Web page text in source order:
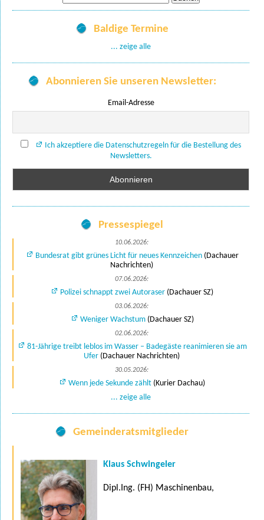
nach:
Baldige Termine
... zeige alle
Abonnieren Sie unseren Newsletter:
Email-Adresse
Ich akzeptiere die Datenschutzregeln für die Bestellung des
Newsletters.
Pressespiegel
10.06.2026:
Bundesrat gibt grünes Licht für neues Kennzeichen(Dachauer
Nachrichten)
07.06.2026:
Polizei schnappt zwei Autoraser (Dachauer SZ)
03.06.2026:
Weniger Wachstum(Dachauer SZ)
02.06.2026:
81-Jährige treibt leblos im Wasser – Badegäste reanimieren sie am
Ufer(Dachauer Nachrichten)
30.05.2026:
Wenn jede Sekunde zählt (Kurier Dachau)
... zeige alle
Gemeinderatsmitglieder
Klaus Schwingeler
Dipl.Ing. (FH) Maschinenbau,